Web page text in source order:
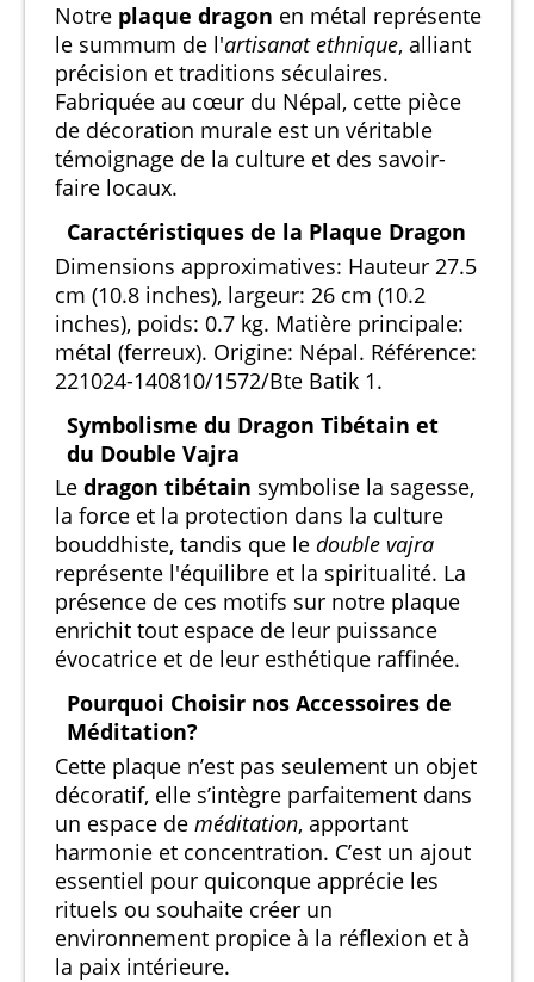
Notre plaque dragon en métal représente
le summum de l'artisanat ethnique, alliant
précision et traditions séculaires.
Fabriquée au cœur du Népal, cette pièce
de décoration murale est un véritable
témoignage de la culture et des savoir-
faire locaux.
Caractéristiques de la Plaque Dragon
Dimensions approximatives: Hauteur 27.5
cm (10.8 inches), largeur: 26 cm (10.2
inches), poids: 0.7 kg. Matière principale:
métal (ferreux). Origine: Népal. Référence:
221024-140810/1572/Bte Batik 1.
Symbolisme du Dragon Tibétain et
du Double Vajra
Le dragon tibétain symbolise la sagesse,
la force et la protection dans la culture
bouddhiste, tandis que le double vajra
représente l'équilibre et la spiritualité. La
présence de ces motifs sur notre plaque
enrichit tout espace de leur puissance
évocatrice et de leur esthétique raffinée.
Pourquoi Choisir nos Accessoires de
Méditation?
Cette plaque n’est pas seulement un objet
décoratif, elle s’intègre parfaitement dans
un espace de méditation, apportant
harmonie et concentration. C’est un ajout
essentiel pour quiconque apprécie les
rituels ou souhaite créer un
environnement propice à la réflexion et à
la paix intérieure.